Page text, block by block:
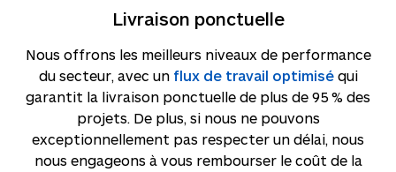
Livraison ponctuelle
Nous offrons les meilleurs niveaux de performance
du secteur, avec un flux de travail optimiséqui
garantit la livraison ponctuelle de plus de 95 % des
projets. De plus, si nous ne pouvons
exceptionnellement pas respecter un délai, nous
nous engageons à vous rembourser le coût de la